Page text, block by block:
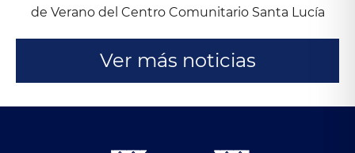
de Verano del Centro Comunitario Santa Lucía
Ver más noticias